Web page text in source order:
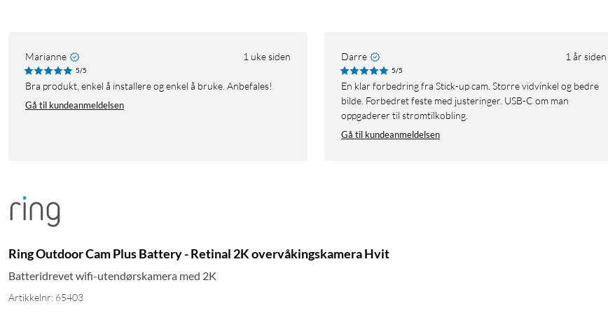
Marianne 1 uke siden
5/5
Bra produkt, enkel å installere og enkel å bruke. Anbefales!
Gå til kundeanmeldelsen
Darre 1 år siden
5/5
En klar forbedring fra Stick-up cam. Større vidvinkel og bedre
bilde. Forbedret feste med justeringer. USB-C om man
oppgaderer til strømtilkobling.
Gå til kundeanmeldelsen
Ring Outdoor Cam Plus Battery - Retinal 2K overvåkingskamera Hvit
Batteridrevet wifi-utendørskamera med 2K
Artikkelnr: 65403